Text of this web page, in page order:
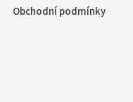
Obchodní podmínky